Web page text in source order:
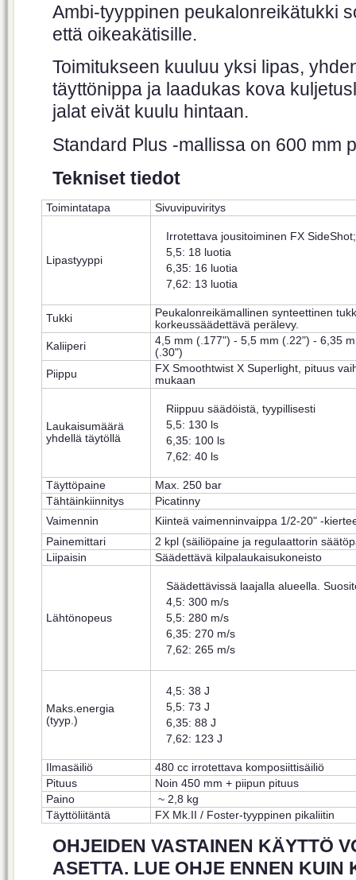
Ambi-tyyppinen peukalonreikätukki
että oikeakätisille.
Toimitukseen kuuluu yksi lipas,
täyttönippa ja laadukas kova
jalat eivät kuulu hintaan.
Standard Plus -mallissa on 600 mm
Tekniset tiedot
Toimintatapa Sivuvipuviritys
Lipastyyppi
Irrotettava jousitoiminen FX SideShot;
5,5: 18 luotia
6,35: 16 luotia
7,62: 13 luotia
Tukki
Peukalonreikämallinen synteettinen
korkeussäädettävä perälevy.
Kaliiperi
4,5 mm (.177") - 5,5 mm (.22") - 6,35
(.30")
Piippu
FX Smoothtwist X Superlight, pituus
mukaan
Laukaisumäärä
yhdellä täytöllä
Riippuu säädöistä, tyypillisesti
5,5: 130 ls
6,35: 100 ls
7,62: 40 ls
Täyttöpaine
Max. 250 bar
Tähtäinkiinnitys
Picatinny
Vaimennin
Kiinteä vaimenninvaippa 1/2-20" -
Painemittari
2 kpl (säiliöpaine ja regulaattorin
Liipaisin
Säädettävä kilpalaukaisukoneisto
Lähtönopeus
Säädettävissä laajalla alueella.
4,5: 300 m/s
5,5: 280 m/s
6,35: 270 m/s
7,62: 265 m/s
Maks.energia
(tyyp.)
4,5: 38 J
5,5: 73 J
6,35: 88 J
7,62: 123 J
Ilmasäiliö
480 cc irrotettava komposiittisäiliö
Pituus
Noin 450 mm + piipun pituus
Paino
~ 2,8 kg
Täyttöliitäntä
FX Mk.II / Foster-tyyppinen pikaliitin
OHJEIDEN VASTAINEN KÄYTTÖ
ASETTA. LUE OHJE ENNEN KUIN